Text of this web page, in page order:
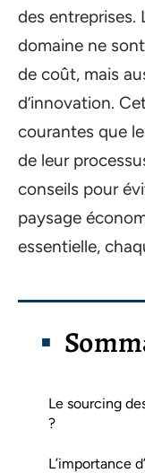
des entreprises.
domaine ne
de coût, mais
d’innovation.
courantes que
de leur
conseils pour
paysage
essentielle,
Le sourcing
?
L’importance